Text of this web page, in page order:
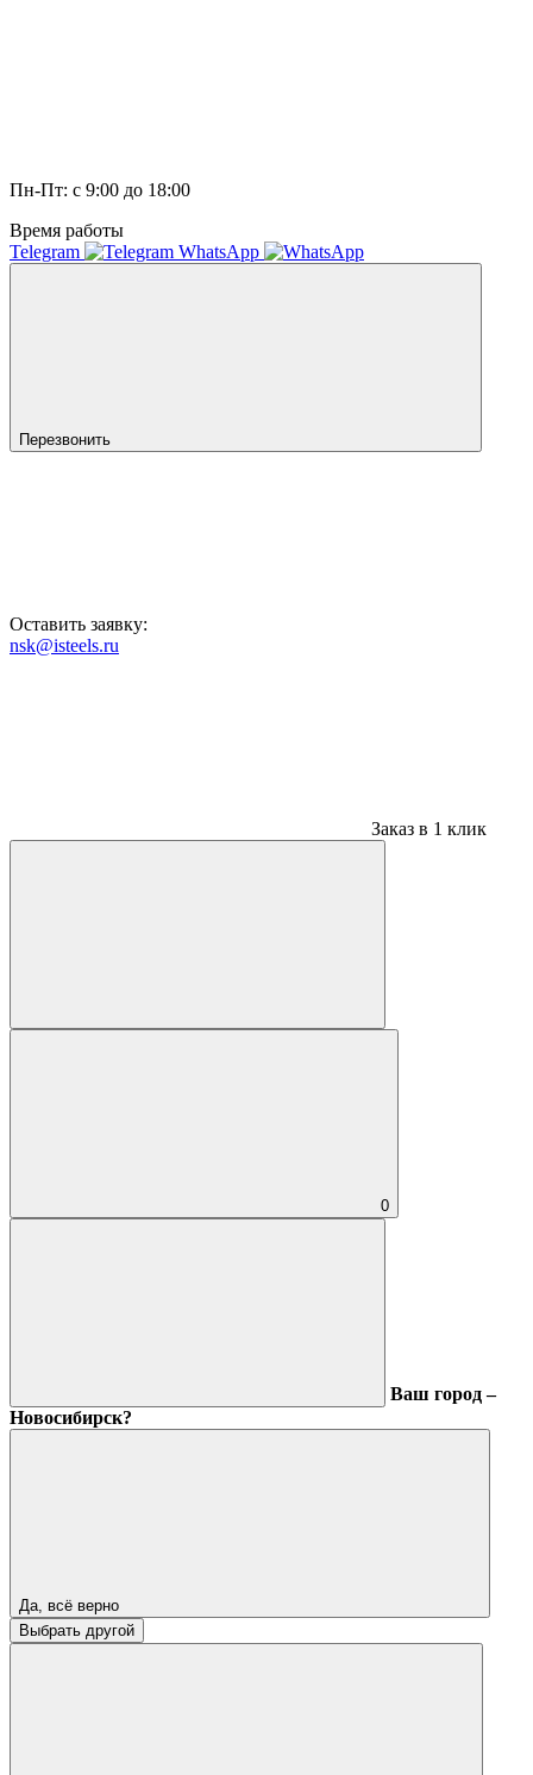
Пн-Пт: с 9:00 до 18:00
Время работы
Telegram
WhatsApp
Перезвонить
Оставить заявку:
nsk@isteels.ru
Заказ в 1 клик
0
Ваш город –
Новосибирск?
Да, всё верно
Выбрать другой